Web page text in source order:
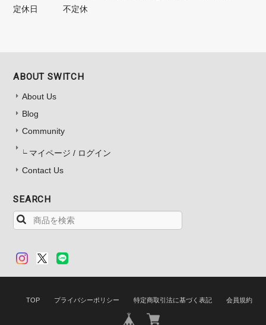
定休日
不定休
ABOUT SWITCH
About Us
Blog
Community
マイページ / ログイン
Contact Us
SEARCH
TOP プライバシーポリシー 特定商取引法に基づく表記 会員規約